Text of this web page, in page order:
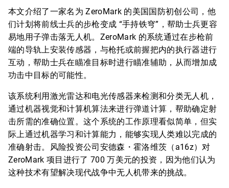
本文介绍了一家名为 ZeroMark 的美国国防初创公司，他
们计划将前线士兵的步枪变成 “手持铁穹”，帮助士兵更容
易地用子弹击落无人机。ZeroMark 的系统通过在步枪前
端的导轨上安装传感器，与枪托或前握把内的执行器进行
互动，帮助士兵在瞄准目标时进行瞄准辅助，从而增加成
功击中目标的可能性。
该系统利用激光雷达和电光传感器来检测和分类无人机，
通过机器视觉和计算机算法来进行弹道计算，帮助确定射
击所需的准确位置。这个系统的工作原理看似简单，但实
际上通过机器学习和计算能力，能够实现人类难以完成的
准确射击。风险投资公司安德森・霍洛维茨（a16z）对
ZeroMark 项目进行了 700 万美元的投资，因为他们认为
这种技术有望解决现代战争中无人机带来的挑战。